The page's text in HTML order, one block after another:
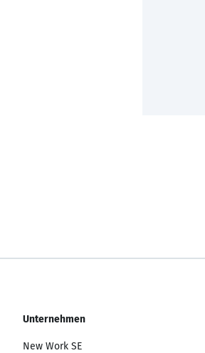
Unternehmen
New Work SE